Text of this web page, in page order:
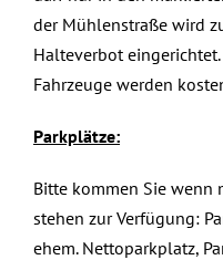
der Mühlenstraße wird
Halteverbot
Fahrzeuge werden
Parkplätze:
Bitte kommen Sie wenn
stehen zur Verfügung:
ehem. Nettoparkplatz,